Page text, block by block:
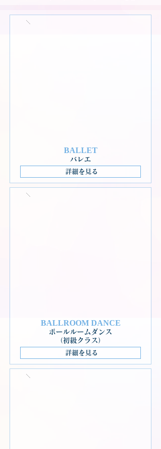
BALLET
バレエ
詳細を見る
BALLROOM DANCE
ボールルームダンス
（初級クラス）
詳細を見る